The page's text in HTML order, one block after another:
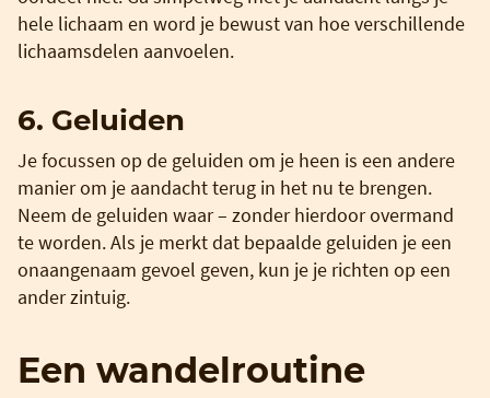
hele lichaam en word je bewust van hoe verschillende
lichaamsdelen aanvoelen.
6. Geluiden
Je focussen op de geluiden om je heen is een andere
manier om je aandacht terug in het nu te brengen.
Neem de geluiden waar – zonder hierdoor overmand
te worden. Als je merkt dat bepaalde geluiden je een
onaangenaam gevoel geven, kun je je richten op een
ander zintuig.
Een wandelroutine